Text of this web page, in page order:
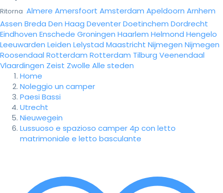
Ritorna Almere Amersfoort Amsterdam Apeldoorn Arnhem
Assen Breda Den Haag DeventerDoetinchem Dordrecht
Eindhoven Enschede Groningen Haarlem Helmond Hengelo
Leeuwarden Leiden Lelystad Maastricht Nijmegen Nijmegen
Roosendaal Rotterdam Rotterdam Tilburg Veenendaal
Vlaardingen Zeist Zwolle Alle steden
Home
Noleggio un camper
Paesi Bassi
Utrecht
Nieuwegein
Lussuoso e spazioso camper 4p con letto
matrimoniale e letto basculante